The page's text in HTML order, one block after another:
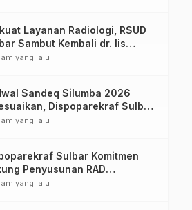
Layanan Radiologi, RSUD
Sambut Kembali dr. Iis
Sp.Rad
yang lalu
Sandeq Silumba 2026
Dispoparekraf Sulbar
Persiapan Tetap
yang lalu
Sulbar Komitmen
Penyusunan RAD
SDGs Sulawesi Barat
yang lalu